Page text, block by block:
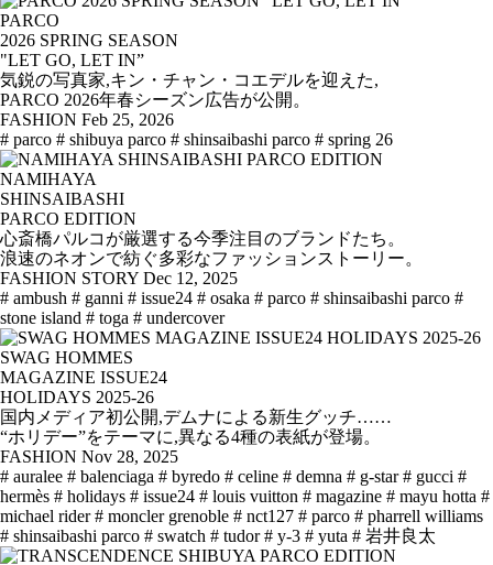
PARCO
2026 SPRING SEASON
"LET GO, LET IN”
気鋭の写真家,キン・チャン・コエデルを迎えた,
PARCO 2026年春シーズン広告が公開。
FASHION Feb 25, 2026
# parco # shibuya parco # shinsaibashi parco # spring 26
NAMIHAYA
SHINSAIBASHI
PARCO EDITION
心斎橋パルコが厳選する今季注目のブランドたち。
浪速のネオンで紡ぐ多彩なファッションストーリー。
FASHION STORY Dec 12, 2025
# ambush # ganni # issue24 # osaka # parco # shinsaibashi parco #
stone island # toga # undercover
SWAG HOMMES
MAGAZINE ISSUE24
HOLIDAYS 2025-26
国内メディア初公開,デムナによる新生グッチ……
“ホリデー”をテーマに,異なる4種の表紙が登場。
FASHION Nov 28, 2025
# auralee # balenciaga # byredo # celine # demna # g-star # gucci #
hermès # holidays # issue24 # louis vuitton # magazine # mayu hotta #
michael rider # moncler grenoble # nct127 # parco # pharrell williams
# shinsaibashi parco # swatch # tudor # y-3 # yuta # 岩井良太